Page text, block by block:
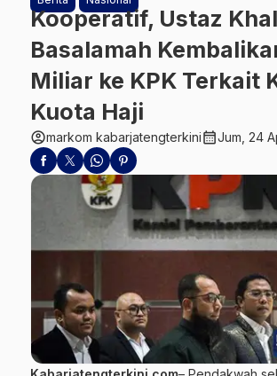
Kooperatif, Ustaz
Basalamah
Miliar ke KPK Terkait
Kuota Haji
account_circlemarkom kabarjatengterkinicalendar_monthJum, 24